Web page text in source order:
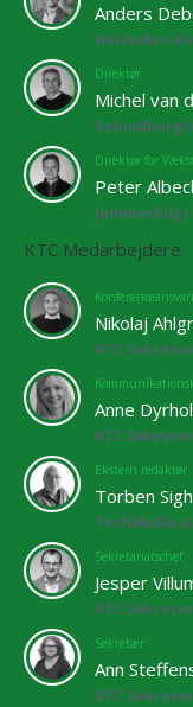
Anders
Holstebro
Direktør
Michel van
Kalundborg
Direktør for
Peter
Jammerbugt
KTC Medarbejdere
Nikolaj
KTC
Anne
KTC
Ekstern redaktør
Torben Sigh
TechMedia
Sekretariatschef
Jesper
KTC
Sekretær
Ann
KTC